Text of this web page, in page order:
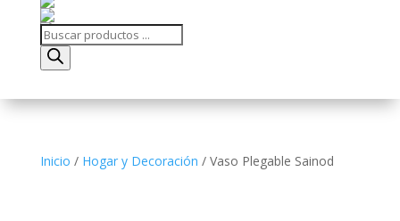
Búsqueda
de
productos
Inicio / Hogar y Decoración / Vaso Plegable Sainod